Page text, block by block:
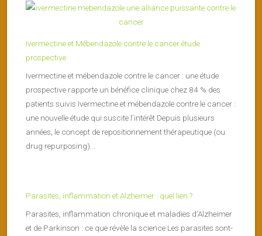
Ivermectine et Mébendazole contre le cancer étude
prospective
Ivermectine et mébendazole contre le cancer : une étude
prospective rapporte un bénéfice clinique chez 84 % des
patients suivis Ivermectine et mébendazole contre le cancer :
une nouvelle étude qui suscite l’intérêt Depuis plusieurs
années, le concept de repositionnement thérapeutique (ou
drug repurposing)...
Parasites, inflammation et Alzheimer : quel lien ?
Parasites, inflammation chronique et maladies d’Alzheimer
et de Parkinson : ce que révèle la science Les parasites sont-